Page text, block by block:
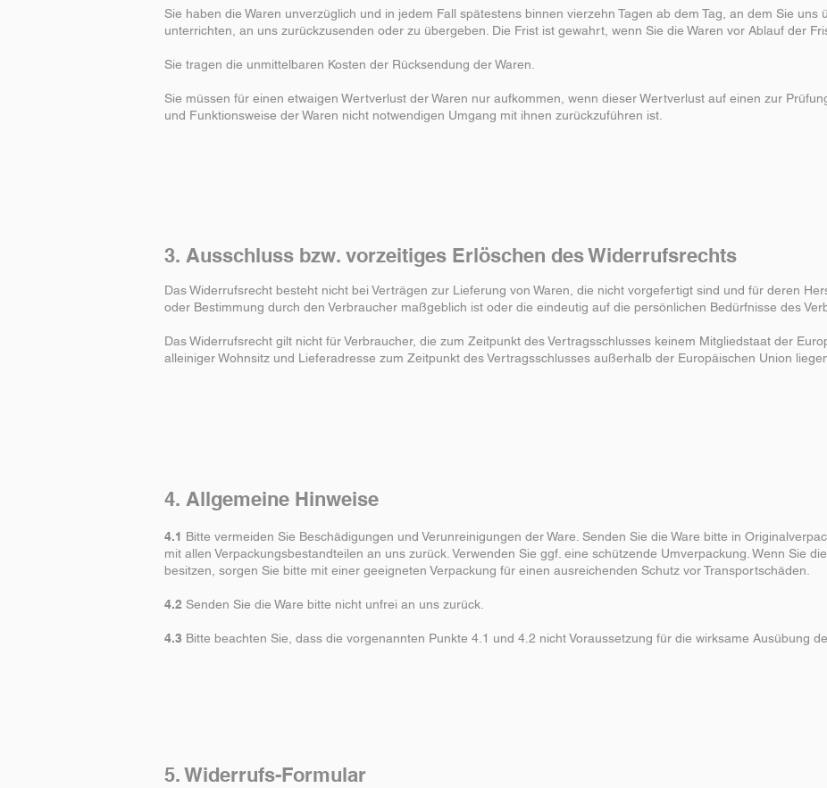
Sie haben die Waren unverzüglich und in jedem Fall spätestens binnen vierzehn Tagen ab dem Tag, an dem Sie uns
unterrichten, an uns zurückzusenden oder zu übergeben. Die Frist ist gewahrt, wenn Sie die Waren vor Ablauf der
Sie tragen die unmittelbaren Kosten der Rücksendung der Waren.
Sie müssen für einen etwaigen Wertverlust der Waren nur aufkommen, wenn dieser Wertverlust auf einen zur
und Funktionsweise der Waren nicht notwendigen Umgang mit ihnen zurückzuführen ist.
3. Ausschluss bzw. vorzeitiges Erlöschen des Widerrufsrechts
Das Widerrufsrecht besteht nicht bei Verträgen zur Lieferung von Waren, die nicht vorgefertigt sind und für deren
oder Bestimmung durch den Verbraucher maßgeblich ist oder die eindeutig auf die persönlichen Bedürfnisse des
Das Widerrufsrecht gilt nicht für Verbraucher, die zum Zeitpunkt des Vertragsschlusses keinem Mitgliedstaat der
alleiniger Wohnsitz und Lieferadresse zum Zeitpunkt des Vertragsschlusses außerhalb der Europäischen Union
4. Allgemeine Hinweise
4.1 Bitte vermeiden Sie Beschädigungen und Verunreinigungen der Ware. Senden Sie die Ware bitte in
mit allen Verpackungsbestandteilen an uns zurück. Verwenden Sie ggf. eine schützende Umverpackung. Wenn Sie
besitzen, sorgen Sie bitte mit einer geeigneten Verpackung für einen ausreichenden Schutz vor Transportschäden.
4.2 Senden Sie die Ware bitte nicht unfrei an uns zurück.
4.3 Bitte beachten Sie, dass die vorgenannten Punkte 4.1 und 4.2 nicht Voraussetzung für die wirksame Ausübung
5. Widerrufs-Formular